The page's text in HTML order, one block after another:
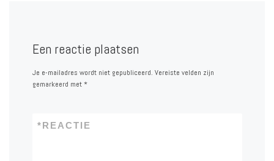
Een reactie plaatsen
Je e-mailadres wordt niet gepubliceerd. Vereiste velden zijn
gemarkeerd met*
REACTIE
*